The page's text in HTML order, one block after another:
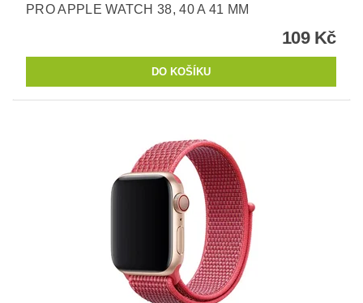
PRO APPLE WATCH 38, 40 A 41 MM
109 Kč